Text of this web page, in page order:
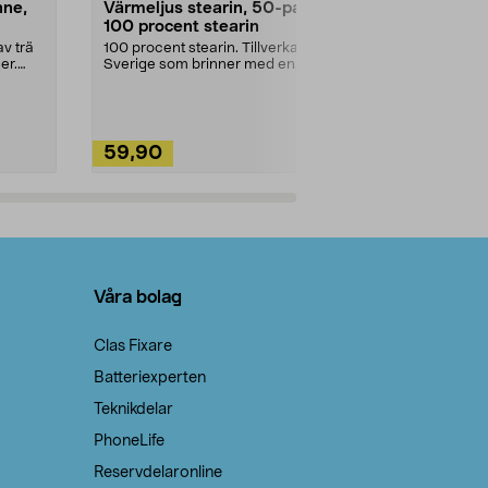
trä
Värmeljus stearin, 50-pack,
100 procent stearin
100 procent stearin. Tillverkade i
Sverige som brinner med en
59,90
Våra bolag
Clas Fixare
Batteriexperten
Teknikdelar
PhoneLife
Reservdelaronline